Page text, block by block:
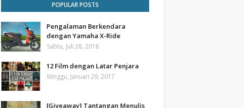
POPULAR POSTS
Pengalaman Berkendara
dengan Yamaha X-Ride
Sabtu, Juli 28, 2018
12 Film dengan Latar Penjara
Minggu, Januari 29, 2017
[Giveaway] Tantangan Menulis